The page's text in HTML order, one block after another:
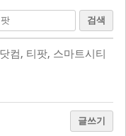
검색
컴, 티팟, 스마트시티
글쓰기